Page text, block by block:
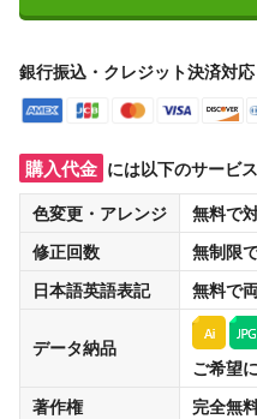
銀行振込・クレジット決済対応
購入代金 には以下のサービ
色変更・アレンジ
無料で
修正回数
無制限
日本語英語表記
無料で
データ納品
ご希望
著作権
完全無